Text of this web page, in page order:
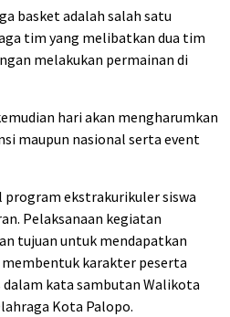
basket adalah salah satu
tim yang melibatkan dua tim
melakukan permainan di
hari akan mengharumkan
maupun nasional serta event
program ekstrakurikuler siswa
Pelaksanaan kegiatan
tujuan untuk mendapatkan
karakter peserta
dalam kata sambutan Walikota
Kota Palopo.